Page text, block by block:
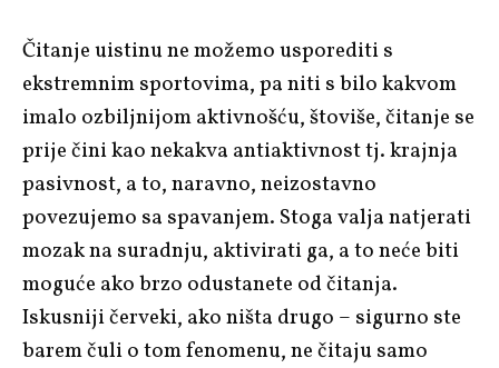
Čitanje uistinu ne možemo usporediti s
ekstremnim sportovima, pa niti s bilo kakvom
imalo ozbiljnijom aktivnošću, štoviše, čitanje se
prije čini kao nekakva antiaktivnost tj. krajnja
pasivnost, a to, naravno, neizostavno
povezujemo sa spavanjem. Stoga valja natjerati
mozak na suradnju, aktivirati ga, a to neće biti
moguće ako brzo odustanete od čitanja.
Iskusniji červeki, ako ništa drugo – sigurno ste
barem čuli o tom fenomenu, ne čitaju samo